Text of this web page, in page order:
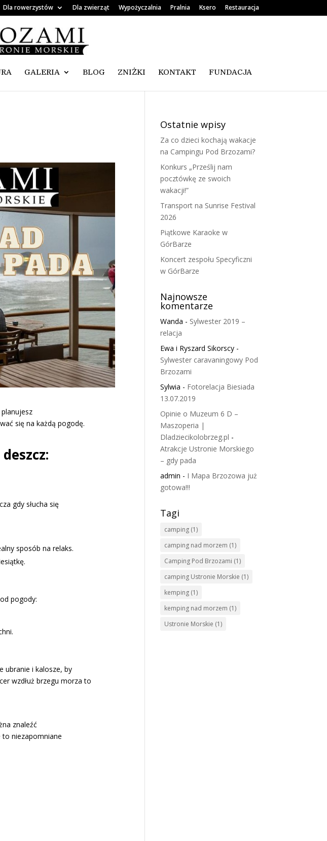
Dla rowerzystów Dla zwierząt Wypożyczalnia Pralnia Ksero Restauracja
GALERIA BLOG ZNIŻKI KONTAKT FUNDACJA
się na każdą pogodę.
gdy słucha się
sposób na relaks.
pogody:
ubranie i kalosze, by
wzdłuż brzegu morza to
znaleźć
to niezapomniane
Ostatnie wpisy
Za co dzieci kochają wakacje
na Campingu Pod Brzozami?
Konkurs „Prześlij nam
pocztówkę ze swoich
wakacji!”
Transport na Sunrise Festival
2026
Piątkowe Karaoke w
GórBarze
Koncert zespołu Specyficzni
w GórBarze
Najnowsze
komentarze
Wanda - Sylwester 2019 –
relacja
Ewa i Ryszard Sikorscy -
Sylwester caravaningowy Pod
Brzozami
Sylwia - Fotorelacja Biesiada
13.07.2019
Opinie o Muzeum 6 D –
Maszoperia |
Dladziecikolobrzeg.pl -
Atrakcje Ustronie Morskiego
– gdy pada
admin - I Mapa Brzozowa już
gotowa!!!
Tagi
camping (1)
camping nad morzem (1)
Camping Pod Brzozami (1)
camping Ustronie Morskie (1)
kemping (1)
kemping nad morzem (1)
Ustronie Morskie (1)